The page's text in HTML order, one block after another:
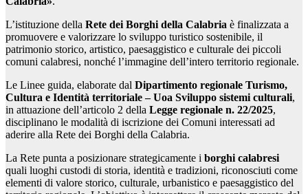
L’istituzione della Rete dei Borghi della Calabria è finalizzata a
promuovere e valorizzare lo sviluppo turistico sostenibile, il
patrimonio storico, artistico, paesaggistico e culturale dei piccoli
comuni calabresi, nonché l’immagine dell’intero territorio regionale.
Le Linee guida, elaborate dal Dipartimento regionale Turismo,
Cultura e Identità territoriale – Uoa Sviluppo sistemi culturali,
in attuazione dell’articolo 2 della Legge regionale n. 22/2025,
disciplinano le modalità di iscrizione dei Comuni interessati ad
aderire alla Rete dei Borghi della Calabria.
La Rete punta a posizionare strategicamente i borghi calabresi
quali luoghi custodi di storia, identità e tradizioni, riconosciuti come
elementi di valore storico, culturale, urbanistico e paesaggistico del